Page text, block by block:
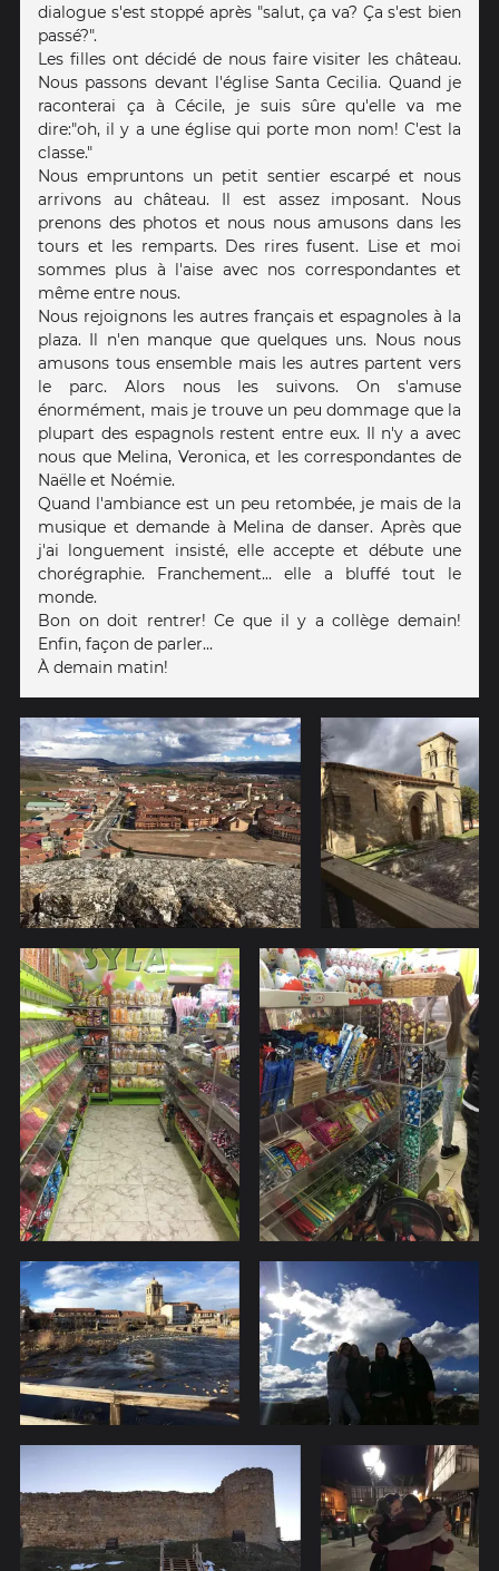
dialogue s'est stoppé après "salut, ça va? Ça s'est bien
passé?".
Les filles ont décidé de nous faire visiter les château.
Nous passons devant l'église Santa Cecilia. Quand je
raconterai ça à Cécile, je suis sûre qu'elle va me
dire:"oh, il y a une église qui porte mon nom! C'est la
classe."
Nous empruntons un petit sentier escarpé et nous
arrivons au château. Il est assez imposant. Nous
prenons des photos et nous nous amusons dans les
tours et les remparts. Des rires fusent. Lise et moi
sommes plus à l'aise avec nos correspondantes et
même entre nous.
Nous rejoignons les autres français et espagnoles à la
plaza. Il n'en manque que quelques uns. Nous nous
amusons tous ensemble mais les autres partent vers
le parc. Alors nous les suivons. On s'amuse
énormément, mais je trouve un peu dommage que la
plupart des espagnols restent entre eux. Il n'y a avec
nous que Melina, Veronica, et les correspondantes de
Naëlle et Noémie.
Quand l'ambiance est un peu retombée, je mais de la
musique et demande à Melina de danser. Après que
j'ai longuement insisté, elle accepte et débute une
chorégraphie. Franchement... elle a bluffé tout le
monde.
Bon on doit rentrer! Ce que il y a collège demain!
Enfin, façon de parler...
À demain matin!